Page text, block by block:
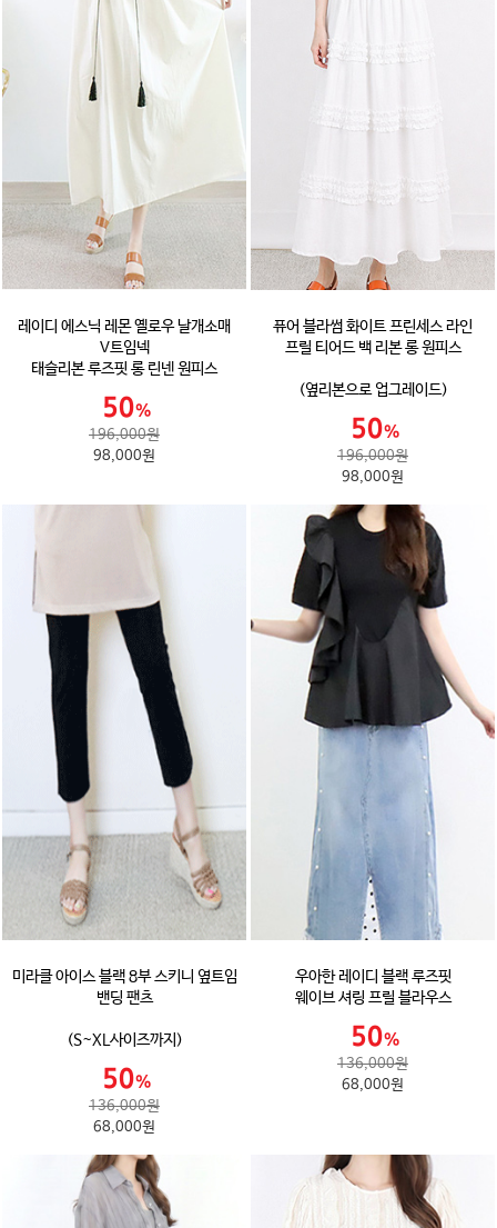
레이디 에스닉 레몬 옐로우 날개소매
V트임넥
태슬리본 루즈핏 롱 린넨 원피스
196,000원
98,000원
퓨어 블라썸 화이트 프린세스 라인
프릴 티어드 백 리본 롱 원피스
(옆리본으로 업그레이드)
196,000원
98,000원
미라클 아이스 블랙 8부 스키니 옆트임
밴딩 팬츠
(S~XL사이즈까지)
136,000원
68,000원
우아한 레이디 블랙 루즈핏
웨이브 셔링 프릴 블라우스
136,000원
68,000원